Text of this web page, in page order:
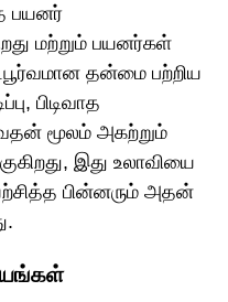
பயனர்
மற்றும் பயனர்கள்
தன்மை பற்றிய
பிடிவாத
மூலம் அகற்றும்
இது உலாவியை
பின்னரும் அதன்